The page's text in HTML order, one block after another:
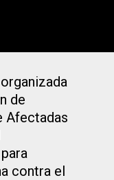
de
Afectadas
contra el